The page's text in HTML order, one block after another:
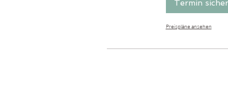
Termin
Preispläne ansehen